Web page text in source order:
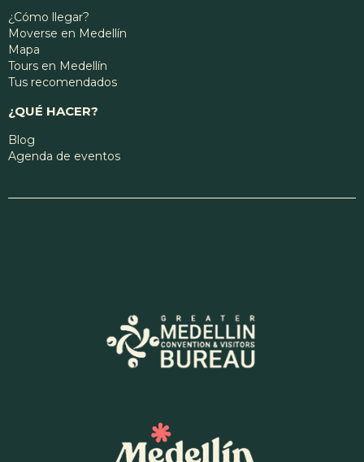
¿Cómo llegar?
Moverse en Medellín
Mapa
Tours en Medellín
Tus recomendados
¿QUÉ HACER?
Blog
Agenda de eventos